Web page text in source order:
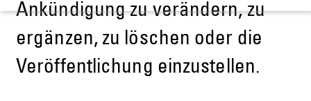
Ankündigung zu verändern, zu
ergänzen, zu löschen oder die
Veröffentlichung einzustellen.